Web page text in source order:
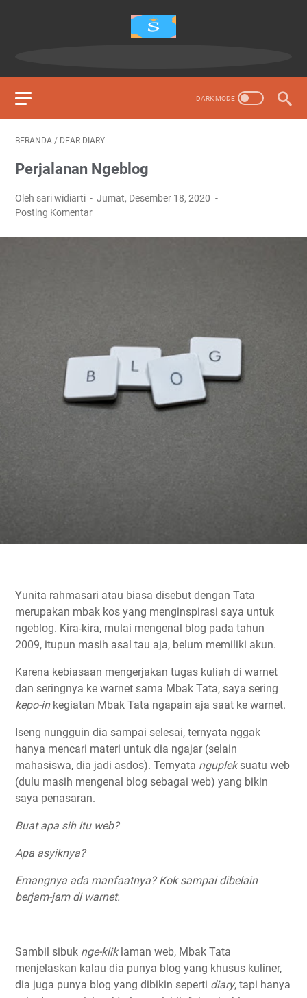
BERANDA / DEAR DIARY
Perjalanan Ngeblog
Oleh sari widiarti
Jumat, Desember 18, 2020
Posting Komentar
Yunita rahmasari atau biasa disebut dengan Tata
merupakan mbak kos yang menginspirasi saya untuk
ngeblog. Kira-kira, mulai mengenal blog pada tahun
2009, itupun masih asal tau aja, belum memiliki akun.
Karena kebiasaan mengerjakan tugas kuliah di warnet
dan seringnya ke warnet sama Mbak Tata, saya sering
kepo-in kegiatan Mbak Tata ngapain aja saat ke warnet.
Iseng nungguin dia sampai selesai, ternyata nggak
hanya mencari materi untuk dia ngajar (selain
mahasiswa, dia jadi asdos). Ternyata ngupleksuatu web
(dulu masih mengenal blog sebagai web) yang bikin
saya penasaran.
Buat apa sih itu web?
Apa asyiknya?
Emangnya ada manfaatnya? Kok sampai dibelain
berjam-jam di warnet.
Sambil sibuk nge-kliklaman web, Mbak Tata
menjelaskan kalau dia punya blog yang khusus kuliner,
dia juga punya blog yang dibikin seperti diary, tapi hanya